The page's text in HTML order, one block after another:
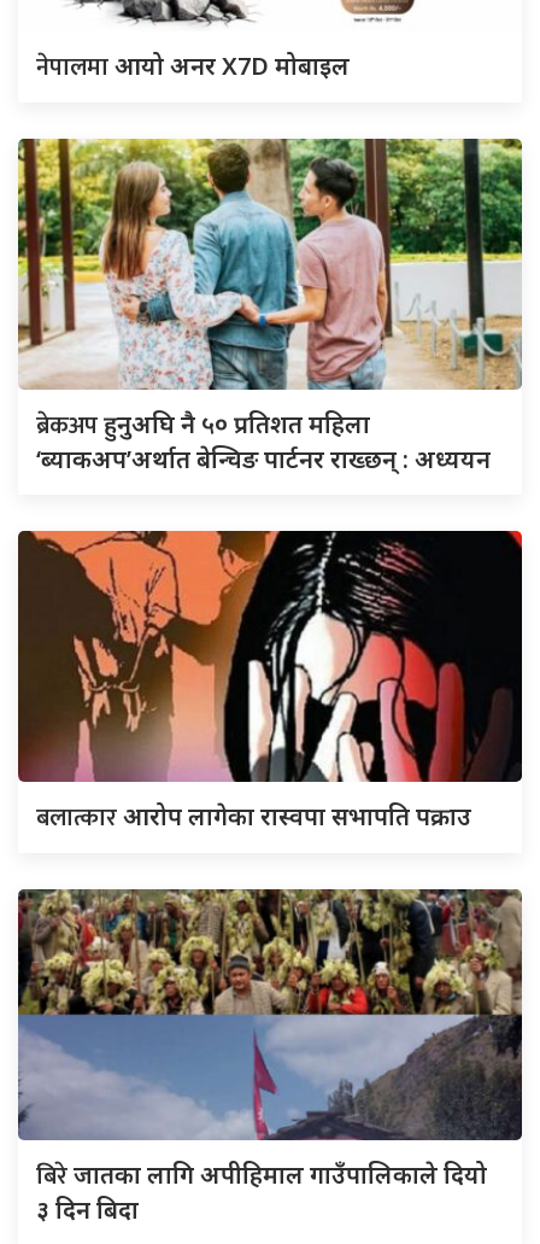
नेपालमाआयो अनर X7D मोबाइल
ब्रेकअपहुनुअघि नै ५० प्रतिशत महिला
‘ब्याकअप’अर्थात बेन्चिङ पार्टनर राख्छन् : अध्ययन
बलात्कारआरोप लागेका रास्वपा सभापति पक्राउ
बिरेजातका लागि अपीहिमाल गाउँपालिकाले दियो
३ दिन बिदा